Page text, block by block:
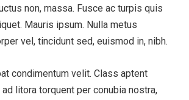
non, massa. Fusce ac turpis quis
Mauris ipsum. Nulla metus
vel, tincidunt sed, euismod in, nibh.
condimentum velit. Class aptent
litora torquent per conubia nostra,